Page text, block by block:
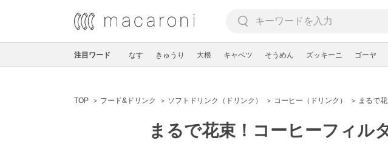
注目ワード なす きゅうり 大根 キャベツ そうめん ズッキーニ ゴーヤ
TOP フード&ドリンク ソフトドリンク（ドリンク） コーヒー（ドリンク） まるで
まるで花束！コーヒーフィル